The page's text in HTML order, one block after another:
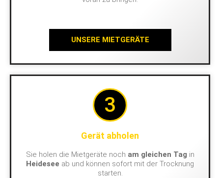
UNSERE MIETGERÄTE
3
Gerät abholen
Sie holen die Mietgeräte noch am gleichen Tag in
Heidesee ab und können sofort mit der Trocknung
starten.